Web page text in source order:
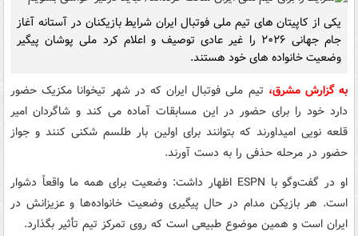
یکی از کاپیتان های تیم ملی فوتبال ایران شرایط بازیکنان در آستانه آغاز
جام جهانی ۲۰۲۶ را غیر عادی توصیف و اعلام کرد ملی پوشان پیگیر
وضعیت خانواده های خود هستند.
به گزارش مشرق، تیم ملی فوتبال ایران که در شهر تیخوانا مکزیک حضور
دارد خود را برای حضور در این مسابقات آماده می کند و شاگردان امیر
قلعه نویی امیداورند که بتوانند برای اولین بار طلسم شکنی کنند و جواز
حضور در مرحله حذفی را به دست آورند.
او در گفت‌وگو با ESPN اظهار داشت: وضعیت برای همه ما واقعاً دشوار
است. هر بازیکن مدام در حال پیگیری وضعیت خانواده‌ها و عزیزانش در
ایران است و همین موضوع طبیعی است که روی تمرکز تیم تأثیر بگذارد.